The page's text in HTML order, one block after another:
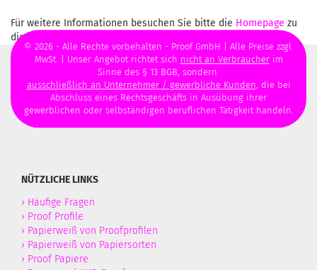
Für weitere Informationen besuchen Sie bitte die Homepage zu
diesem Artikel.
© 2026 - Alle Rechte vorbehalten - Proof GmbH | Alle Preise zzgl.
MwSt. | Unser Angebot richtet sich nicht an Verbraucherim
Sinne des § 13 BGB, sondern
ausschließlich an Unternehmer / gewerbliche Kunden, die bei
Abschluss eines Rechtsgeschäfts in Ausübung ihrer
gewerblichen oder selbständigen beruflichen Tätigkeit handeln.
NÜTZLICHE LINKS
› Häufige Fragen
› Proof Profile
› Papierweiß von Proofprofilen
› Papierweiß von Papiersorten
› Proof Papiere